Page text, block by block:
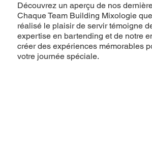
Découvrez un aperçu de nos
Chaque Team Building Mixologie
réalisé le plaisir de servir témoigne
expertise en bartending et de notre
créer des expériences mémorables
votre journée spéciale.